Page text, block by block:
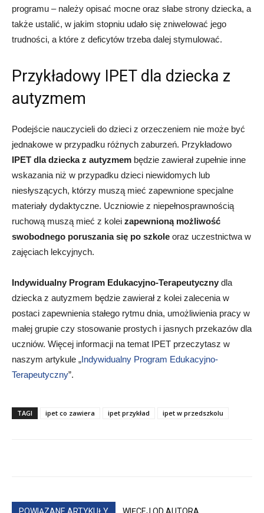
programu – należy opisać mocne oraz słabe strony dziecka, a
także ustalić, w jakim stopniu udało się zniwelować jego
trudności, a które z deficytów trzeba dalej stymulować.
Przykładowy IPET dla dziecka z
autyzmem
Podejście nauczycieli do dzieci z orzeczeniem nie może być
jednakowe w przypadku różnych zaburzeń. Przykładowo
IPET dla dziecka z autyzmem będzie zawierał zupełnie inne
wskazania niż w przypadku dzieci niewidomych lub
niesłyszących, którzy muszą mieć zapewnione specjalne
materiały dydaktyczne. Uczniowie z niepełnosprawnością
ruchową muszą mieć z kolei zapewnioną możliwość
swobodnego poruszania się po szkole oraz uczestnictwa w
zajęciach lekcyjnych.
Indywidualny Program Edukacyjno-Terapeutyczny dla
dziecka z autyzmem będzie zawierał z kolei zalecenia w
postaci zapewnienia stałego rytmu dnia, umożliwienia pracy w
małej grupie czy stosowanie prostych i jasnych przekazów dla
uczniów. Więcej informacji na temat IPET przeczytasz w
naszym artykule „ Indywidualny Program Edukacyjno-
Terapeutyczny”.
TAGI ipet co zawiera ipet przykład ipet w przedszkolu